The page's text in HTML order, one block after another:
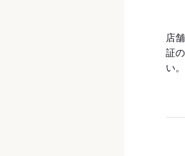
店
証
い。